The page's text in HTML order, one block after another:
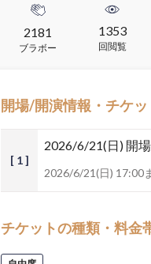
2181
ブラボー
1353
回閲覧
開場/開演情報・チケ
[ 1 ]
2026/6/21(日) 開
2026/6/21(日) 17:00
チケットの種類・料金